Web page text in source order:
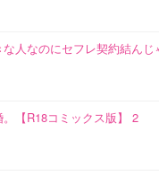
な人なのにセフレ契約結ん
。【R18コミックス版】 2